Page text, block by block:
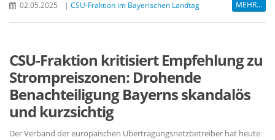
02.05.2025 | CSU-Fraktion im Bayerischen Landtag MEHR...
CSU-Fraktion kritisiert Empfehlung zu
Strompreiszonen: Drohende
Benachteiligung Bayerns skandalös
und kurzsichtig
Der Verband der europäischen Übertragungsnetzbetreiber hat heute